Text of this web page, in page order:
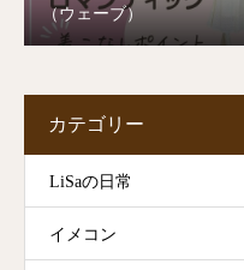
（ウェーブ）
カテゴリー
LiSaの日常
イメコン